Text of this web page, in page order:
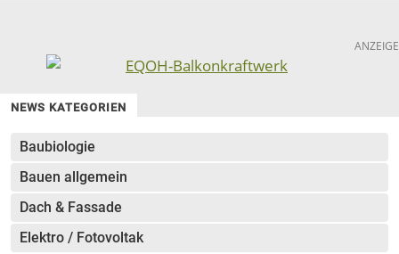
ANZEIGE
NEWS KATEGORIEN
Baubiologie
Bauen allgemein
Dach & Fassade
Elektro / Fotovoltak